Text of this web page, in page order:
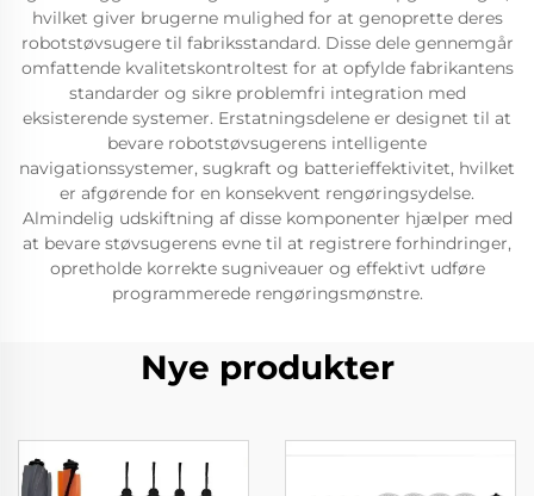
hvilket giver brugerne mulighed for at genoprette deres
robotstøvsugere til fabriksstandard. Disse dele gennemgår
omfattende kvalitetskontroltest for at opfylde fabrikantens
standarder og sikre problemfri integration med
eksisterende systemer. Erstatningsdelene er designet til at
bevare robotstøvsugerens intelligente
navigationssystemer, sugkraft og batterieffektivitet, hvilket
er afgørende for en konsekvent rengøringsydelse.
Almindelig udskiftning af disse komponenter hjælper med
at bevare støvsugerens evne til at registrere forhindringer,
opretholde korrekte sugniveauer og effektivt udføre
programmerede rengøringsmønstre.
Nye produkter